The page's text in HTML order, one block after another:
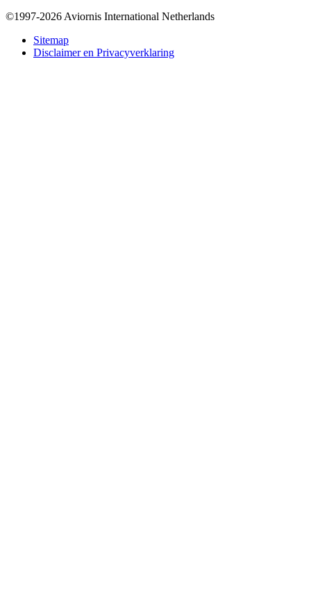
Bottom
©1997-2026 Aviornis International Netherlands
Sitemap
Disclaimer en Privacyverklaring